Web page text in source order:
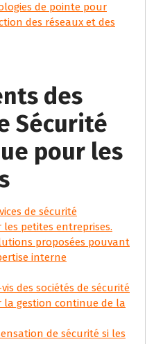
de pointe pour
des réseaux et des
des
Sécurité
pour les
de sécurité
petites entreprises.
proposées pouvant
interne
des sociétés de sécurité
gestion continue de la
de sécurité si les